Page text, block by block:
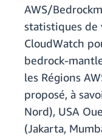
AWS/
statistiques de
CloudWatch
bedrock-
les Régions
proposé, à
Nord), USA
(Jakarta,